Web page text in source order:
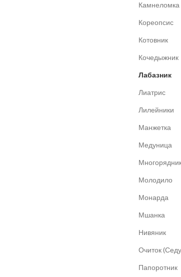
Камнеломка
Кореопсис
Котовник
Кочедыжник
Лабазник
Лиатрис
Лилейники
Манжетка
Медуница
Молодило
Монарда
Мшанка
Нивяник
Очиток
Папоротник